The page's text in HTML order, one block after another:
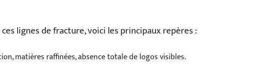
lignes de fracture, voici les principaux repères :
matières raffinées, absence totale de logos visibles.